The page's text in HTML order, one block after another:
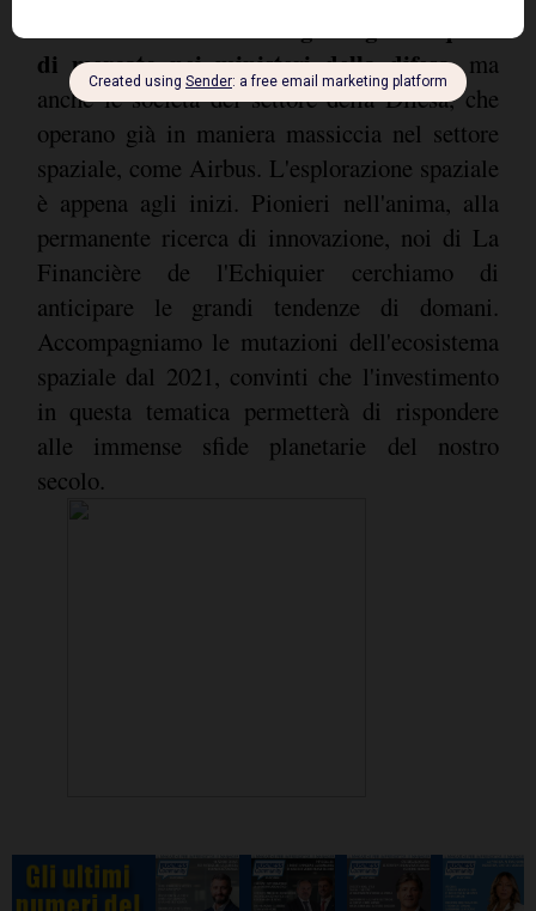
di mercato nei ministeri della difesa, ma
anche le società del settore della Difesa, che
operano già in maniera massiccia nel settore
spaziale, come Airbus. L'esplorazione spaziale
è appena agli inizi. Pionieri nell'anima, alla
permanente ricerca di innovazione, noi di La
Financière de l'Echiquier cerchiamo di
anticipare le grandi tendenze di domani.
Accompagniamo le mutazioni dell'ecosistema
spaziale dal 2021, convinti che l'investimento
in questa tematica permetterà di rispondere
alle immense sfide planetarie del nostro
secolo.